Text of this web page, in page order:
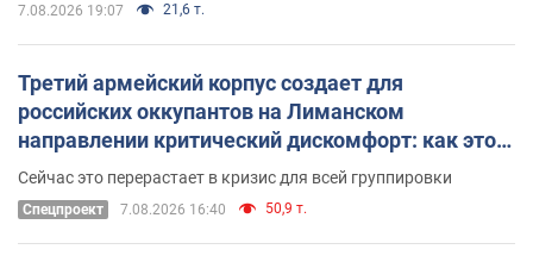
7.08.2026 19:07 21,6 т.
Третий армейский корпус создает для
российских оккупантов на Лиманском
направлении критический дискомфорт: как это
удалось
Сейчас это перерастает в кризис для всей группировки
Спецпроект 7.08.2026 16:40 50,9 т.